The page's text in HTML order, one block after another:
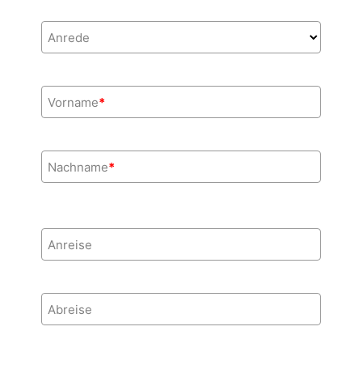
Anrede
Vorname*
Nachname*
Anreise
Abreise